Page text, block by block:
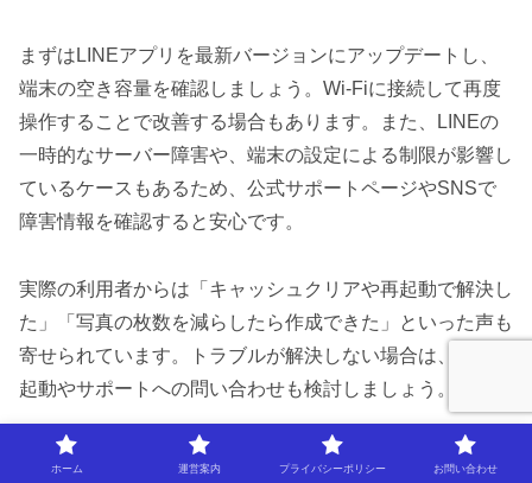
まずはLINEアプリを最新バージョンにアップデートし、
端末の空き容量を確認しましょう。Wi-Fiに接続して再度
操作することで改善する場合もあります。また、LINEの
一時的なサーバー障害や、端末の設定による制限が影響し
ているケースもあるため、公式サポートページやSNSで
障害情報を確認すると安心です。
実際の利用者からは「キャッシュクリアや再起動で解決し
た」「写真の枚数を減らしたら作成できた」といった声も
寄せられています。トラブルが解決しない場合は、端末再
起動やサポートへの問い合わせも検討しましょう。
これで安心！アルバム写真が失われな
ホーム 運営案内 プライバシーポリシー お問い合わせ